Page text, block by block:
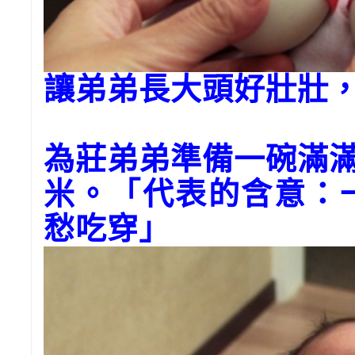
讓弟弟長大頭好壯壯
為莊弟弟準備一碗滿
米。「代表的含意：
愁吃穿」